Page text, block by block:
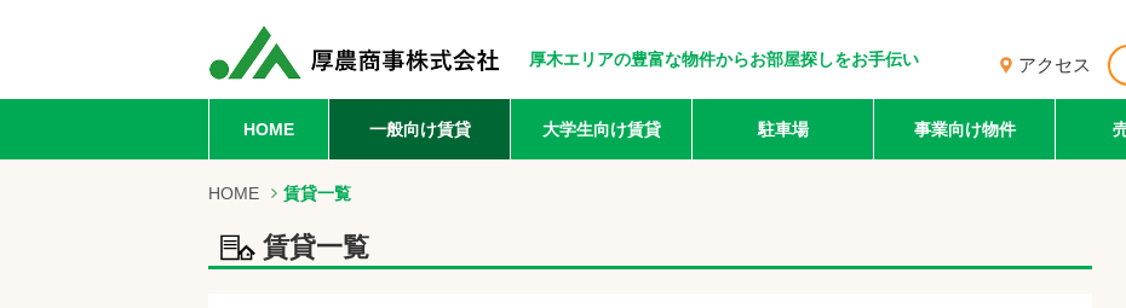
厚木エリアの豊富な物件からお部屋探しをお手伝い
HOME 一般向け賃貸 大学生向け賃貸 駐車場 事業向け物件
アクセス
HOME 賃貸一覧
賃貸一覧